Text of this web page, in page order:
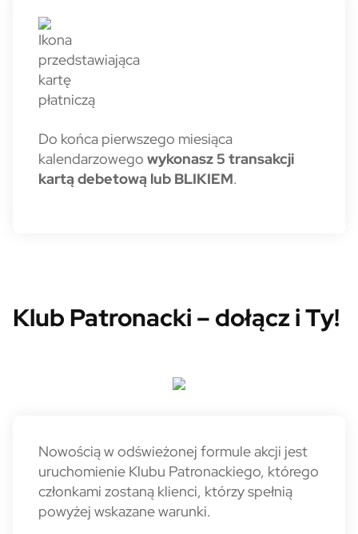
Do końca pierwszego miesiąca
kalendarzowego wykonasz 5 transakcji
kartą debetową lub BLIKIEM.
Klub Patronacki – dołącz i Ty!
Nowością w odświeżonej formule akcji jest
uruchomienie Klubu Patronackiego, którego
członkami zostaną klienci, którzy spełnią
powyżej wskazane warunki.